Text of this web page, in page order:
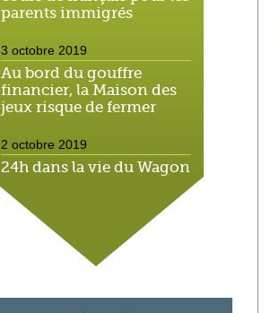
parents immigrés
3 octobre 2019
Au bord du gouffre
financier, la Maison des
jeux risque de fermer
2 octobre 2019
24h dans la vie du Wagon
Souk, espace solidaire
2 octobre 2019
Cantine durable : l'école
Michaël montre